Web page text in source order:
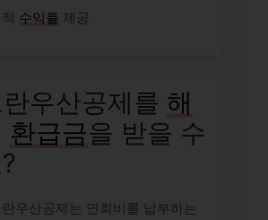
수익률 제공
란우산공제를 해
환급금을 받을 수
우산공제는 연회비를 납부하는